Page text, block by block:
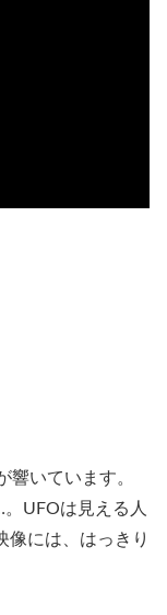
響いています。
UFOは見える人
像には、はっきり